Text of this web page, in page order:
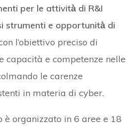
per le attività̀ di R&I
strumenti e opportunità̀ di
l’obiettivo preciso di
capacità e competenze nelle
le carenze
in materia di cyber.
è organizzato in 6 aree e 18